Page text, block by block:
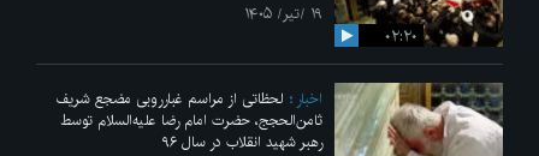
۰۲:۲۰
۱۹ /تیر/ ۱۴۰۵
اخبار
لحظاتی از مراسم غبارروبی مضجع شریف
ثامن‌الحجج، حضرت امام رضا علیه‌السلام توسط
رهبر شهید انقلاب در سال ۹۶